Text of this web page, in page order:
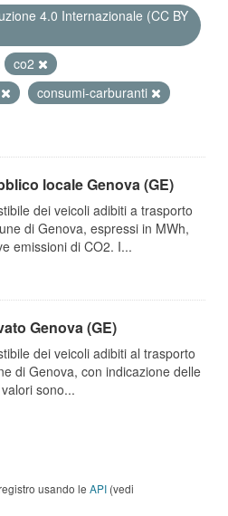
4.0 Internazionale (CC BY
co2
consumi-carburanti
locale Genova (GE)
dei veicoli adibiti a trasporto
di Genova, espressi in MWh,
emissioni di CO2. I...
Genova (GE)
dei veicoli adibiti al trasporto
di Genova, con indicazione delle
sono...
usando le API (vedi